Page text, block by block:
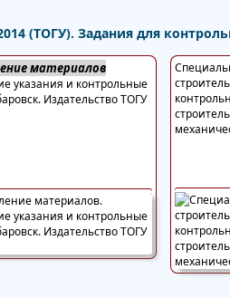
(ТОГУ). Задания для
материалов
указания и контрольные
Издательство ТОГУ